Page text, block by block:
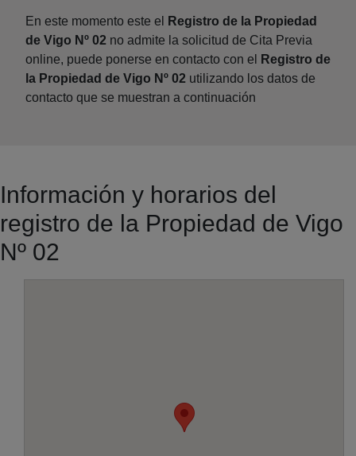
En este momento este el
Registro de la Propiedad
de Vigo Nº 02 no admite la solicitud de Cita Previa
online, puede ponerse en contacto con el
Registro de
la Propiedad de Vigo Nº 02 utilizando los datos de
contacto que se muestran a continuación
Información y horarios del
registro de la Propiedad de Vigo
Nº 02